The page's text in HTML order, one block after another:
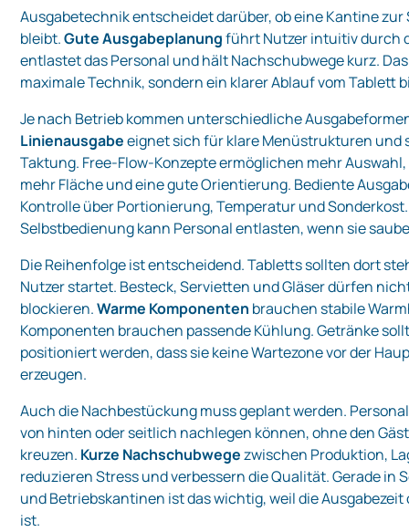
Ausgabetechnik entscheidet darüber, ob eine Kantine
bleibt.Gute Ausgabeplanungführt Nutzer intuitiv durch
entlastet das Personal und hält Nachschubwege kurz.
maximale Technik, sondern ein klarer Ablauf vom Tablett
Je nach Betrieb kommen unterschiedliche
Linienausgabeeignet sich für klare Menüstrukturen und
Taktung. Free-Flow-Konzepte ermöglichen mehr
mehr Fläche und eine gute Orientierung. Bediente
Kontrolle über Portionierung, Temperatur und Sonderkost.
Selbstbedienung kann Personal entlasten, wenn sie
Die Reihenfolge ist entscheidend. Tabletts sollten dort
Nutzer startet. Besteck, Servietten und Gläser dürfen
blockieren.Warme Komponenten brauchen stabile
Komponenten brauchen passende Kühlung. Getränke
positioniert werden, dass sie keine Wartezone vor der
erzeugen.
Auch die Nachbestückung muss geplant werden.
von hinten oder seitlich nachlegen können, ohne den
kreuzen. Kurze Nachschubwegezwischen Produktion,
reduzieren Stress und verbessern die Qualität. Gerade in
und Betriebskantinen ist das wichtig, weil die
ist.